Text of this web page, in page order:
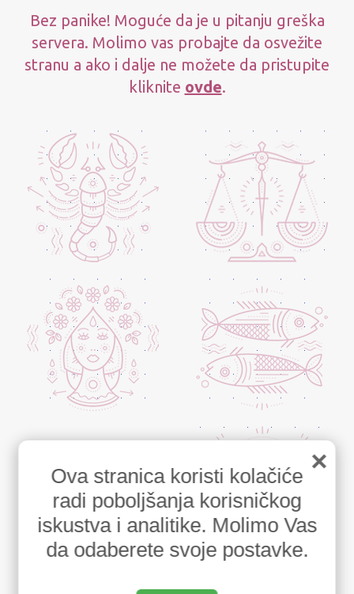
Bez panike! Moguće da je u pitanju greška
servera. Molimo vas probajte da osvežite
stranu a ako i dalje ne možete da pristupite
kliknite ovde.
×
Ova stranica koristi kolačiće
radi poboljšanja korisničkog
iskustva i analitike. Molimo Vas
da odaberete svoje postavke.